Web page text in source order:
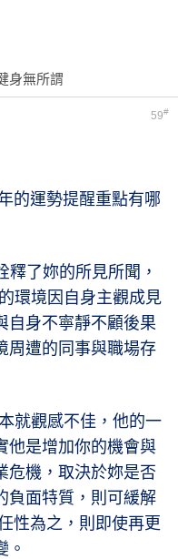
身無所謂
59#
的運勢提醒重點有哪
釋了妳的所見所聞，
環境因自身主觀成見
自身不寧靜不顧後果
周遭的同事與職場存
就觀感不佳，他的一
他是增加你的機會與
危機，取決於妳是否
負面特質，則可緩解
性為之，則即使再更
。